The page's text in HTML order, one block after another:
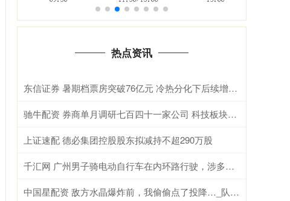
热点资讯
东信证券 暑期档票房突破76亿元 冷热分化下后续增长可期
驰牛配资 券商单月调研七百四十一家公司 科技板块拥挤度引发热议
上证速配 德必集团控股股东拟减持不超290万股
千汇网 广州男子骑电动自行车在内环路行驶，涉多项违法！被扣车罚款
中国星配资 敌方水晶爆炸前，我偷偷点了投降…_队友_游戏_因为